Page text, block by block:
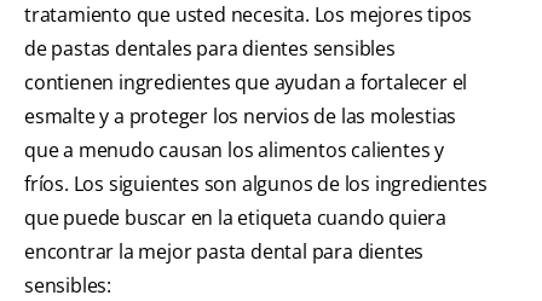
tratamiento que usted necesita. Los mejores tipos
de pastas dentales para dientes sensibles
contienen ingredientes que ayudan a fortalecer el
esmalte y a proteger los nervios de las molestias
que a menudo causan los alimentos calientes y
fríos. Los siguientes son algunos de los ingredientes
que puede buscar en la etiqueta cuando quiera
encontrar la mejor pasta dental para dientes
sensibles: